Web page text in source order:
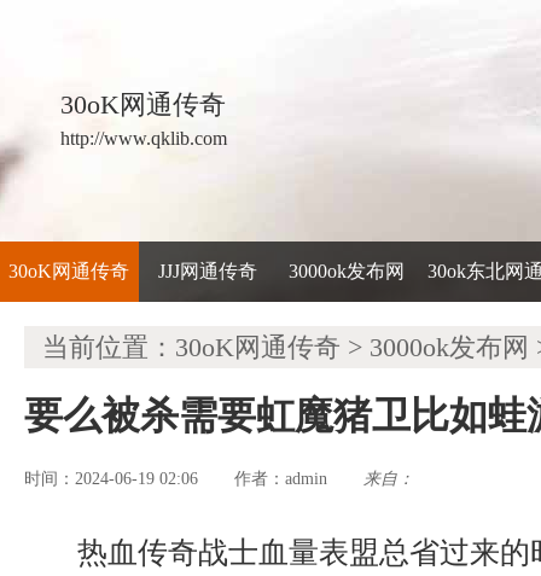
30oK网通传奇
http://www.qklib.com
30oK网通传奇 JJJ网通传奇 3000ok发布网 30ok东北网
当前位置： 30oK网通传奇 > 3000ok发布网
要么被杀需要虹魔猪卫比如蛙
时间：2024-06-19 02:06 作者： admin 来自：
热血传奇战士血量表盟总省过来的